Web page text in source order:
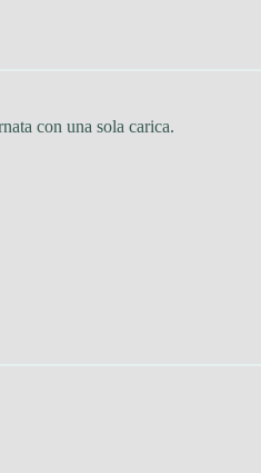
con una sola carica.